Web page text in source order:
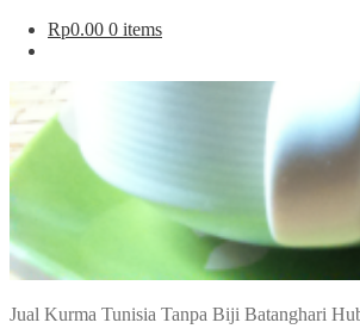
Rp0.00 0 items
Jual Kurma Tunisia Tanpa Biji Batanghari